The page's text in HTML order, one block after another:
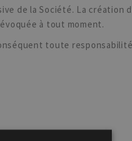
de la Société. La création
à tout moment.
toute